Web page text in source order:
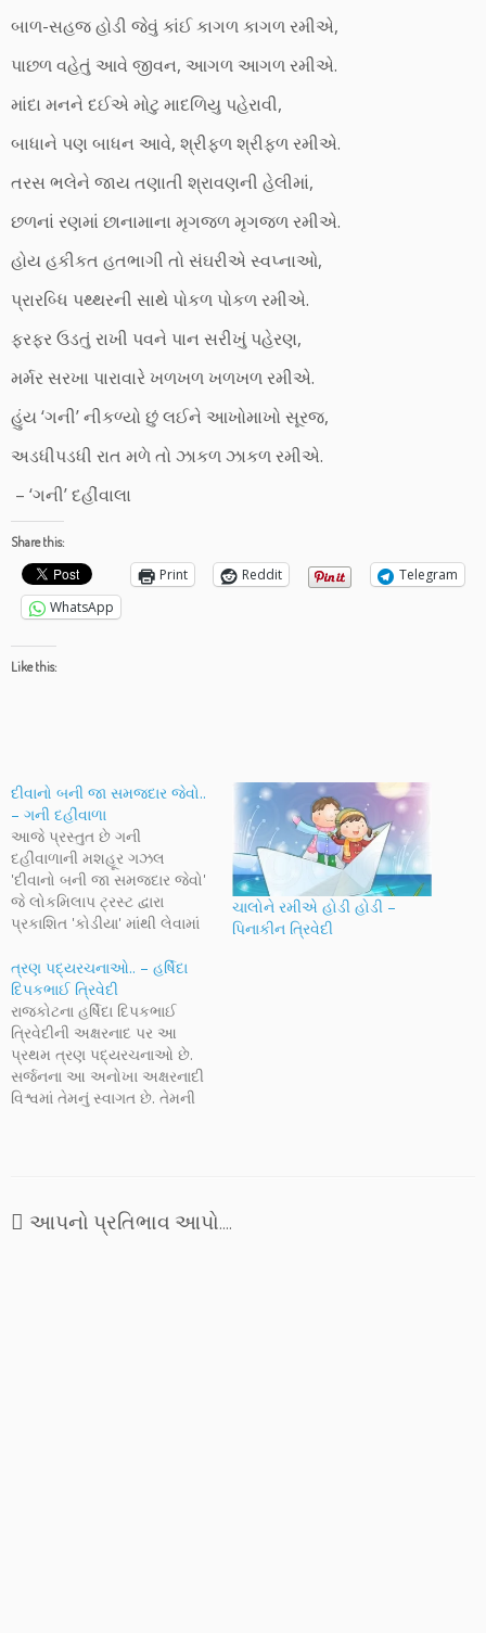
બાળ-સહજ હોડી જેવું કાંઈ કાગળ કાગળ રમીએ,
પાછળ વહેતું આવે જીવન, આગળ આગળ રમીએ.
માંદા મનને દઈએ મોટુ માદળિયુ પહેરાવી,
બાધાને પણ બાધન આવે, શ્રીફળ શ્રીફળ રમીએ.
તરસ ભલેને જાય તણાતી શ્રાવણની હેલીમાં,
છળનાં રણમાં છાનામાના મૃગજળ મૃગજળ રમીએ.
હોય હકીકત હતભાગી તો સંઘરીએ સ્વપ્નાઓ,
પ્રારબ્ધિ પથ્થરની સાથે પોકળ પોકળ રમીએ.
ફરફર ઉડતું રાખી પવને પાન સરીખું પહેરણ,
મર્મર સરખા પારાવારે ખળખળ ખળખળ રમીએ.
હુંય ‘ગની’ નીકળ્યો છું લઈને આખોમાખો સૂરજ,
અડધીપડધી રાત મળે તો ઝાકળ ઝાકળ રમીએ.
– ‘ગની’ દહીંવાલા
Share this:
Print Reddit
Telegram
WhatsApp
Like this:
દીવાનો બની જા સમજદાર જેવો..
– ગની દહીંવાળા
આજે પ્રસ્તુત છે ગની
દહીંવાળાની મશહૂર ગઝલ
'દીવાનો બની જા સમજદાર જેવો'
જે લોકમિલાપ ટ્રસ્ટ દ્વારા
પ્રકાશિત 'કોડીયા' માંથી લેવામાં
સમજદાર જેવો, મળે યશ
જગતમાં તિરસ્કાર જેવો; બને તો
કરી લે ગુનો પ્યાર જેવો...
ચાલોને રમીએ હોડી હોડી –
પિનાકીન ત્રિવેદી
ત્રણ પદ્યરચનાઓ.. – હર્ષિદા
દિપકભાઈ ત્રિવેદી
રાજકોટના હર્ષિદા દિપકભાઈ
ત્રિવેદીની અક્ષરનાદ પર આ
પ્રથમ ત્રણ પદ્યરચનાઓ છે.
સર્જનના આ અનોખા અક્ષરનાદી
વિશ્વમાં તેમનું સ્વાગત છે. તેમની
શોણલાં સરીખી થઇ જાત..
આપનો પ્રતિભાવ આપો....